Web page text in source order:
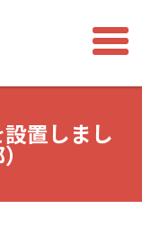
置しまし